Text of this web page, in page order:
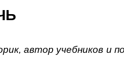
автор учебников и